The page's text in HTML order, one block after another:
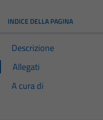
INDICE DELLA PAGINA
Descrizione
Allegati
A cura di